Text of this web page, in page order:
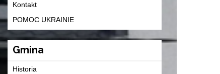
Kontakt
POMOC UKRAINIE
Gmina
Historia